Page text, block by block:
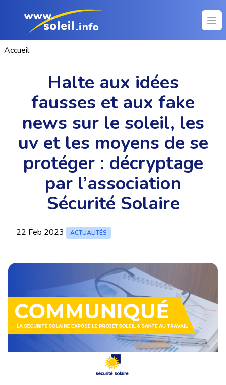
Accueil
Halte aux idées
fausses et aux fake
news sur le soleil, les
uv et les moyens de se
protéger : décryptage
par l’association
Sécurité Solaire
22 Feb 2023 ACTUALITÉS